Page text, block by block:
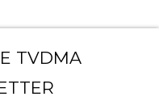
TVDMA